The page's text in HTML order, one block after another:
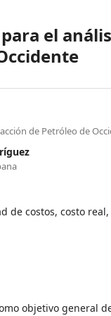
el
de Petróleo de
de costos, costo
objetivo general